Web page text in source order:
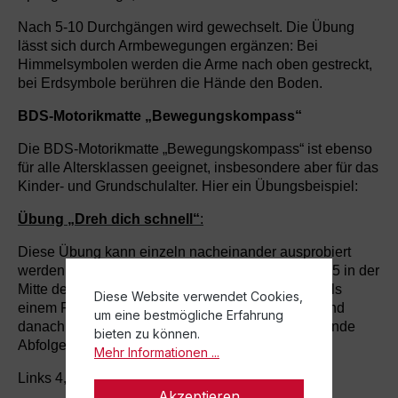
Nach 5-10 Durchgängen wird gewechselt. Die Übung
lässt sich durch Armbewegungen ergänzen: Bei
Himmelsymbolen werden die Arme nach oben gestreckt,
bei Erdsymbole berühren die Hände den Boden.
BDS-Motorikmatte „Bewegungskompass“
Die BDS-Motorikmatte „Bewegungskompass“ ist ebenso
für alle Altersklassen geeignet, insbesondere aber für das
Kinder- und Grundschulalter. Hier ein Übungsbeispiel:
Übung „Dreh dich schnell“:
Diese Übung kann einzeln nacheinander ausprobiert
werden: Du stehst mit beiden Beinen auf der Zahl 5 in der
Mitte der Matte. Springe jetzt gleichzeitig mit jeweils
einem Fuß auf zwei gegenüberliegende Zahlen und
danach wieder zurück auf die 5. Beachte die folgende
Abfolge:
Links 4, rechts 6, beidbeinig auf die 5
Diese Website verwendet Cookies,
um eine bestmögliche Erfahrung
bieten zu können.
Mehr Informationen ...